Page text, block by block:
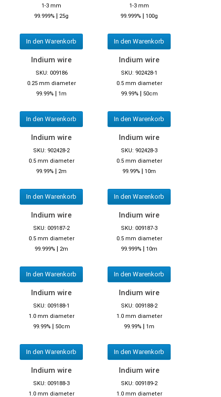
1-3 mm
99.999% | 25g
In den Warenkorb
1-3 mm
99.999% | 100g
In den Warenkorb
Indium wire
SKU: 009186
0.25 mm diameter
99.99% | 1m
In den Warenkorb
Indium wire
SKU: 902428-1
0.5 mm diameter
99.99% | 50cm
In den Warenkorb
Indium wire
SKU: 902428-2
0.5 mm diameter
99.99% | 2m
In den Warenkorb
Indium wire
SKU: 902428-3
0.5 mm diameter
99.99% | 10m
In den Warenkorb
Indium wire
SKU: 009187-2
0.5 mm diameter
99.999% | 2m
In den Warenkorb
Indium wire
SKU: 009187-3
0.5 mm diameter
99.999% | 10m
In den Warenkorb
Indium wire
SKU: 009188-1
1.0 mm diameter
99.99% | 50cm
In den Warenkorb
Indium wire
SKU: 009188-2
1.0 mm diameter
99.99% | 1m
In den Warenkorb
Indium wire
SKU: 009188-3
1.0 mm diameter
Indium wire
SKU: 009189-2
1.0 mm diameter